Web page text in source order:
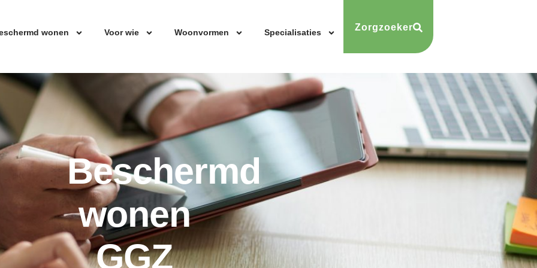
wonen Voor wie Woonvormen Specialisaties Zorgzoeker
Beschermd
wonen
GGZ